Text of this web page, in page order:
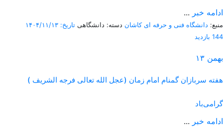
... ادامه خبر
منبع: دانشگاه فنی و حرفه ای کاشان دسته: دانشگاهی تاریخ: ۱۴۰۴/۱۱/۱۳
144 بازدید
۱۳ بهمن
هفته سربازان گمنام امام زمان (عجل الله تعالی فرجه الشریف )
گرامی‌باد
... ادامه خبر